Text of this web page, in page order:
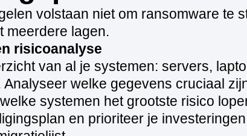
volstaan niet om ransomware te
meerdere lagen.
risicoanalyse
van al je systemen: servers,
Analyseer welke gegevens cruciaal
systemen het grootste risico
en prioriteer je